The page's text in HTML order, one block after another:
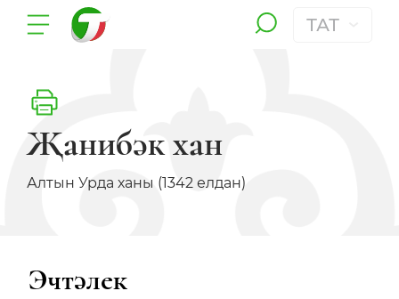
ТАТ
Җанибәк хан
Алтын Урда ханы (1342 елдан)
Эчтәлек